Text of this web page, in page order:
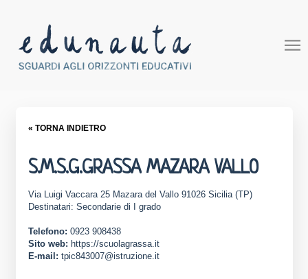
« TORNA INDIETRO
S.M.S.G.GRASSA MAZARA VALLO
Via Luigi Vaccara 25 Mazara del Vallo 91026 Sicilia (TP)
Destinatari: Secondarie di I grado
Telefono: 0923 908438
Sito web: https://scuolagrassa.it
E-mail: tpic843007@istruzione.it